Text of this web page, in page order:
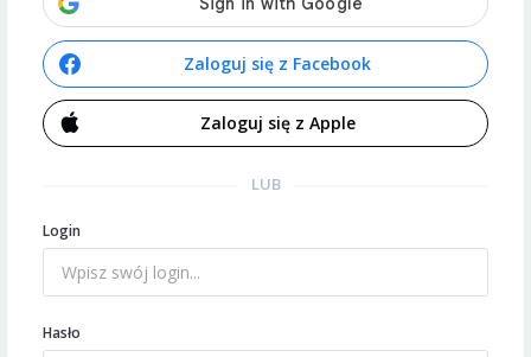
Zaloguj się z Facebook
Zaloguj się z Apple
LUB
Login
Hasło